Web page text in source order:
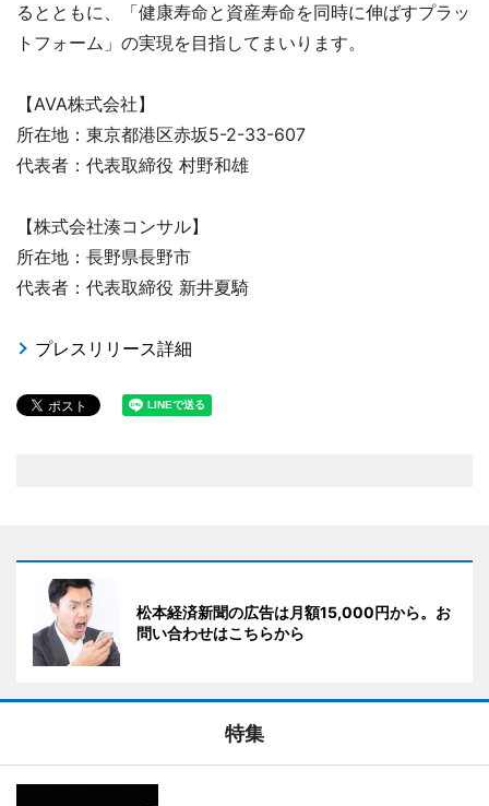
るとともに、「健康寿命と資産寿命を同時に伸ばすプラッ
トフォーム」の実現を目指してまいります。
【AVA株式会社】
所在地：東京都港区赤坂5-2-33-607
代表者：代表取締役 村野和雄
【株式会社湊コンサル】
所在地：長野県長野市
代表者：代表取締役 新井夏騎
プレスリリース詳細
松本経済新聞の広告は月額15,000円から。お
問い合わせはこちらから
特集